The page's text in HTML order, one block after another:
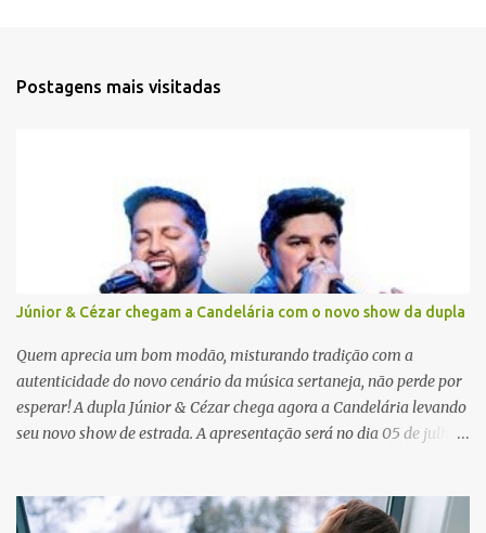
Postagens mais visitadas
Júnior & Cézar chegam a Candelária com o novo show da dupla
Quem aprecia um bom modão, misturando tradição com a
autenticidade do novo cenário da música sertaneja, não perde por
esperar! A dupla Júnior & Cézar chega agora a Candelária levando
seu novo show de estrada. A apresentação será no dia 05 de julho
barriga diferente. O projeto ‘Simplesmente’ ainda nem foi lançado